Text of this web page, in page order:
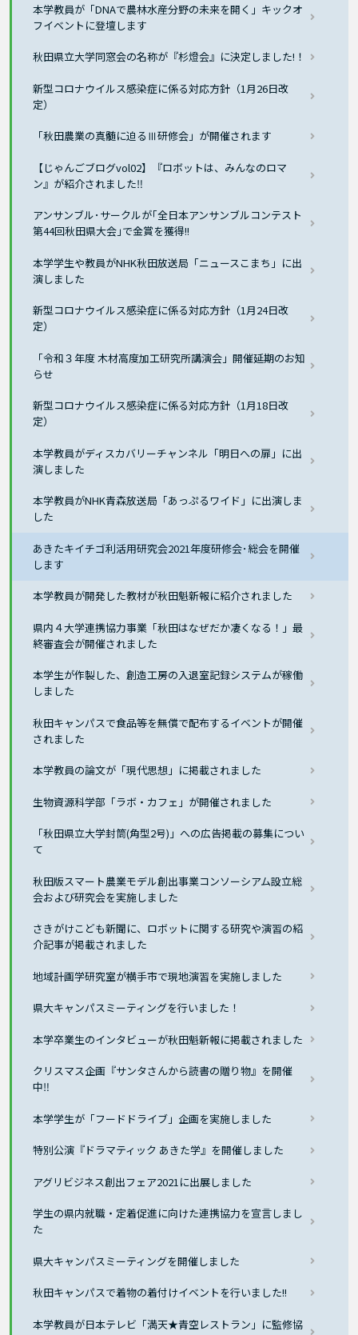
本学教員が「DNAで農林水産分野の未来を開く」キックオ
フイベントに登壇します
秋田県立大学同窓会の名称が『杉燈会』に決定しました!！
新型コロナウイルス感染症に係る対応方針（1月26日改
定）
「秋田農業の真髄に迫るⅢ研修会」が開催されます
【じゃんごブログvol02】『ロボットは、みんなのロマ
ン』が紹介されました‼
アンサンブル･サークルが｢全日本アンサンブルコンテスト
第44回秋田県大会｣で金賞を獲得!!
本学学生や教員がNHK秋田放送局「ニュースこまち」に出
演しました
新型コロナウイルス感染症に係る対応方針（1月24日改
定）
「令和３年度 木材高度加工研究所講演会」開催延期のお知
らせ
新型コロナウイルス感染症に係る対応方針（1月18日改
定）
本学教員がディスカバリーチャンネル「明日への扉」に出
演しました
本学教員がNHK青森放送局「あっぷるワイド」に出演しま
した
あきたキイチゴ利活用研究会2021年度研修会･総会を開催
します
本学教員が開発した教材が秋田魁新報に紹介されました
県内４大学連携協力事業「秋田はなぜだか凄くなる！」最
終審査会が開催されました
本学生が作製した、創造工房の入退室記録システムが稼働
しました
秋田キャンパスで食品等を無償で配布するイベントが開催
されました
本学教員の論文が「現代思想」に掲載されました
生物資源科学部「ラボ・カフェ」が開催されました
「秋田県立大学封筒(角型2号)」への広告掲載の募集につい
て
秋田版スマート農業モデル創出事業コンソーシアム設立総
会および研究会を実施しました
さきがけこども新聞に、ロボットに関する研究や演習の紹
介記事が掲載されました
地域計画学研究室が横手市で現地演習を実施しました
県大キャンパスミーティングを行いました！
本学卒業生のインタビューが秋田魁新報に掲載されました
クリスマス企画『サンタさんから読書の贈り物』を開催
中‼
本学学生が「フードドライブ」企画を実施しました
特別公演『ドラマティック あきた学』を開催しました
アグリビジネス創出フェア2021に出展しました
学生の県内就職・定着促進に向けた連携協力を宣言しまし
た
県大キャンパスミーティングを開催しました
秋田キャンパスで着物の着付けイベントを行いました!!
本学教員が日本テレビ「満天★青空レストラン」に監修協